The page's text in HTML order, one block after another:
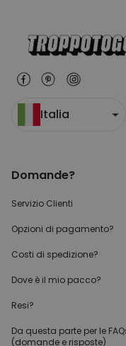
Italia
Domande?
Servizio Clienti
Opzioni di pagamento?
Costi di spedizione?
Dove è il mio pacco?
Resi?
Da questa parte per le
(domande e risposte)